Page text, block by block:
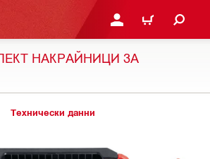
ВЛЕЗ ИЛИ СЕ
КОЛИЧКА
НАКРАЙНИЦИ ЗА
Технически данни